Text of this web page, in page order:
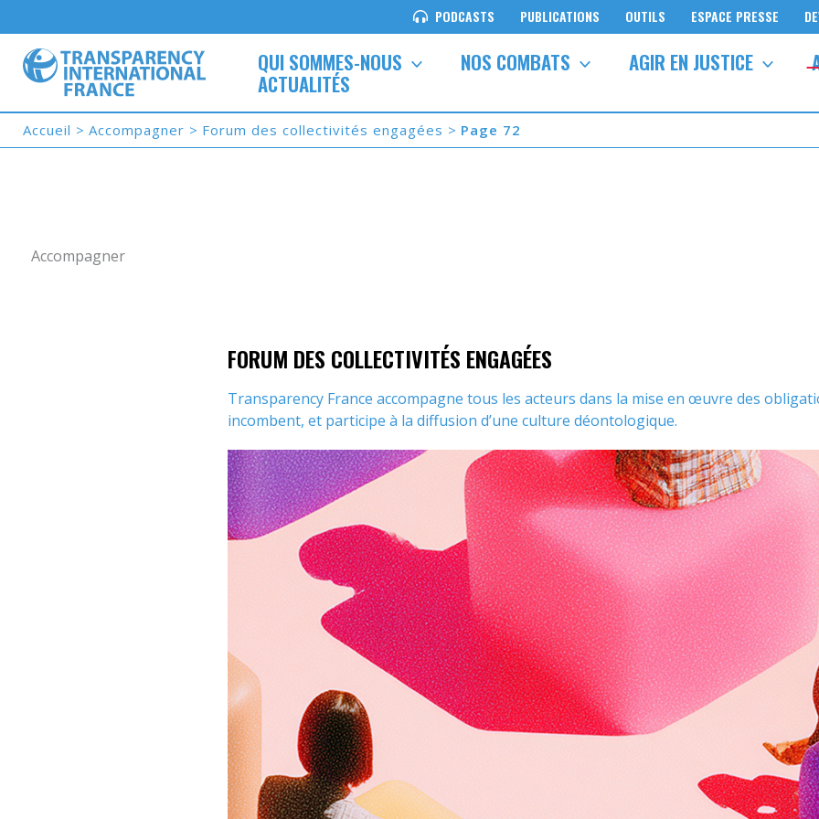
au
contenu
PODCASTS PUBLICATIONS OUTILS ESPACE PRESSE
QUI SOMMES-NOUS NOS COMBATS AGIR EN JUSTICE
ACTUALITÉS
Accueil Accompagner Forum des collectivités engagées Page 72
Accompagner
FORUM DES COLLECTIVITÉS ENGAGÉES
Transparency France accompagne tous les acteurs dans la mise en œuvre des
incombent, et participe à la diffusion d’une culture déontologique.